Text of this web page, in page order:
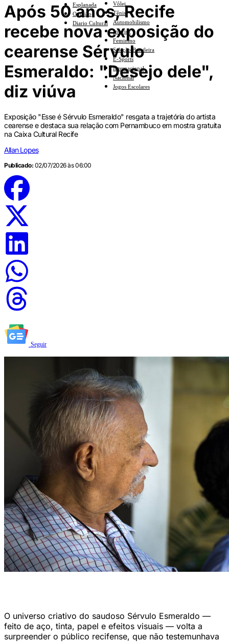
Vôlei
Tênis
Automobilismo
Interior
Feminino
Seleção Brasileira
E-Sports
Internacional
Nacional
Jogos Escolares
Esplanada
Opinião
Diario Cultural
Após 50 anos, Recife
recebe nova exposição do
cearense Sérvulo
Esmeraldo: "Desejo dele",
diz viúva
Exposição "Esse é Sérvulo Esmeraldo" resgata a trajetória do artista
cearense e destaca sua relação com Pernambuco em mostra gratuita
na Caixa Cultural Recife
Allan Lopes
Publicado: 02/07/2026 às 06:00
Seguir
O universo criativo do saudoso Sérvulo Esmeraldo —
feito de aço, tinta, papel e efeitos visuais — volta a
surpreender o público recifense, que não testemunhava